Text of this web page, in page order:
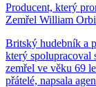
Producent, který
Zemřel William
Britský hudebník a
který spolupracoval
zemřel ve věku 69
přátelé, napsala